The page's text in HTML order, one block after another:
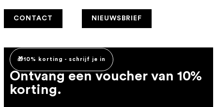
CONTACT NIEUWSBRIEF
🎁10% korting - schrijf je in
Ontvang een voucher van 10%
korting.